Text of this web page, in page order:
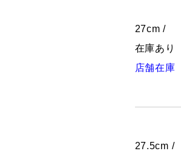
27cm /
在庫あり
店舗在庫
27.5cm /